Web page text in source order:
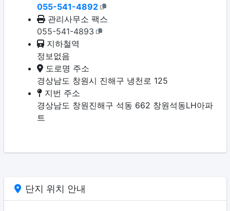
055-541-4892
관리사무소 팩스
055-541-4893
지하철역
정보없음
도로명 주소
경상남도 창원시 진해구 냉천로 125
지번 주소
경상남도 창원진해구 석동 662 창원석동LH아파
트
단지 위치 안내